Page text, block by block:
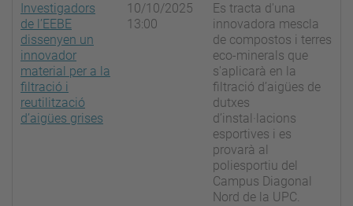
Investigadors
de l’EEBE
dissenyen un
innovador
material per a la
filtració i
reutilització
d’aigües grises
10/10/2025
13:00
Es tracta d'una
innovadora mescla
de compostos i terres
eco-minerals que
s'aplicarà en la
filtració d’aigües de
dutxes
d’instal·lacions
esportives i es
provarà al
poliesportiu del
Campus Diagonal
Nord de la UPC.